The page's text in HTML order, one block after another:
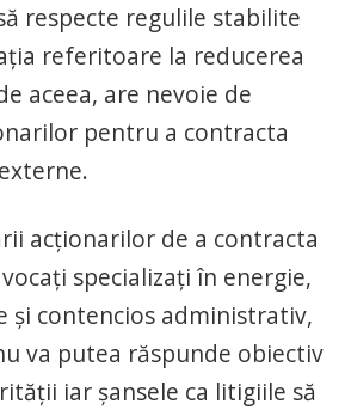
respecte regulile stabilite
referitoare la reducerea
aceea, are nevoie de
pentru a contracta
acţionarilor de a contracta
specializaţi în energie,
şi contencios administrativ,
va putea răspunde obiectiv
iar şansele ca litigiile să